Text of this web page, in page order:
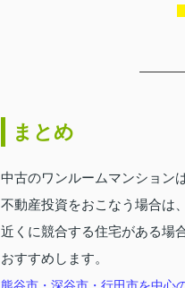
まとめ
中古のワンルームマンション
不動産投資をおこなう場合は
近くに競合する住宅がある場
おすすめします。